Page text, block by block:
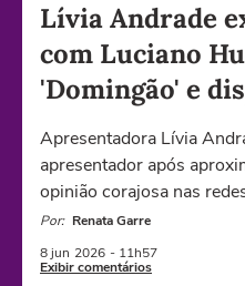
Lívia Andrade
com Luciano
'Domingão' e
Apresentadora Lívia
apresentador após
opinião corajosa nas
Por: Renata Garre
8 jun 2026 - 11h57
Exibir comentários